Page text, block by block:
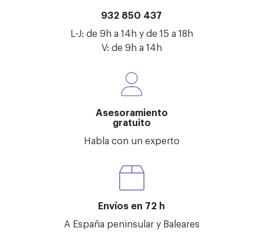
932 850 437
L-J: de 9h a 14h y de 15 a 18h
V: de 9h a 14h
Asesoramiento
gratuito
Habla con un experto
Envíos en 72 h
A España peninsular y Baleares